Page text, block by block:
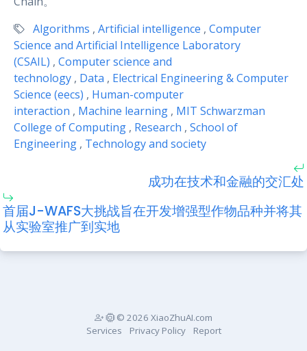
Algorithms , Artificial intelligence , Computer
Science and Artificial Intelligence Laboratory
(CSAIL) , Computer science and
technology , Data , Electrical Engineering & Computer
Science (eecs) , Human-computer
interaction , Machine learning , MIT Schwarzman
College of Computing , Research , School of
Engineering , Technology and society
成功在技术和金融的交汇处
首届J-WAFS大挑战旨在开发增强型作物品种并将其
从实验室推广到实地
© 2026 XiaoZhuAI.com
Services
Privacy Policy Report